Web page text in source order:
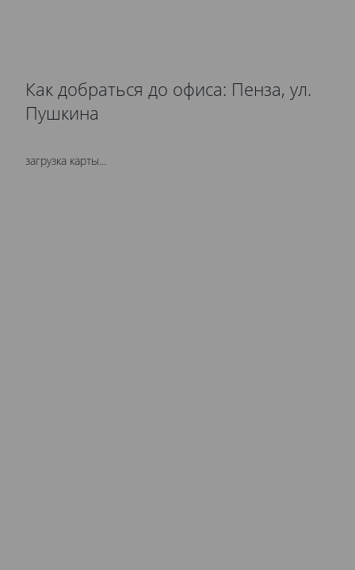
Как добраться до офиса: Пенза, ул.
Пушкина
загрузка карты...